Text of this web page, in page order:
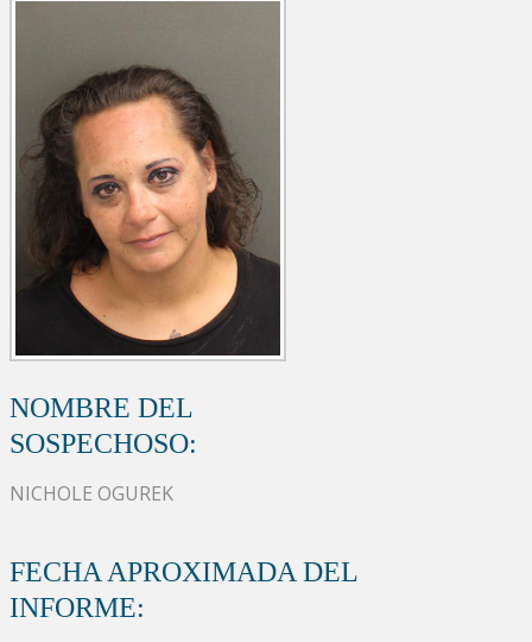
NOMBRE DEL
SOSPECHOSO:
NICHOLE OGUREK
FECHA APROXIMADA DEL
INFORME: